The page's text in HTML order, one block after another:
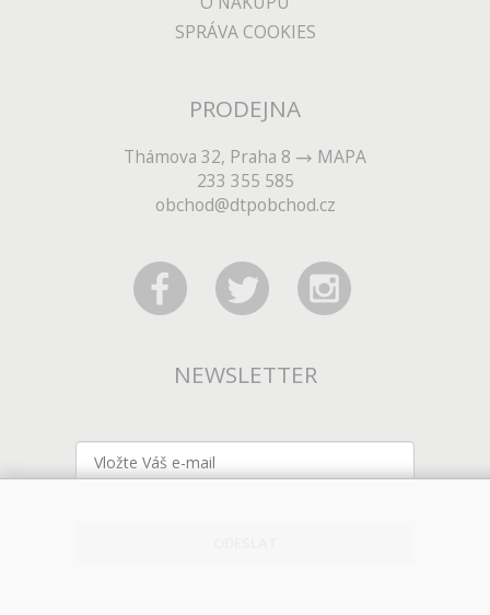
SPRÁVA COOKIES
PRODEJNA
Thámova 32, Praha 8
MAPA
233 355 585
obchod@dtpobchod.cz
NEWSLETTER